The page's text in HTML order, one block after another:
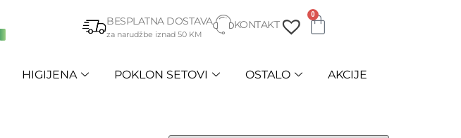
BESPLATNA DOSTAVA
za narudžbe iznad 50 KM
KONTAKT
0
HIGIJENA POKLON SETOVI OSTALO
AKCIJE